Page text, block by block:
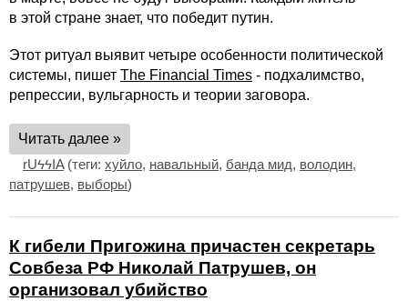
в этой стране знает, что победит путин.
Этот ритуал выявит четыре особенности политической
системы, пишет The Financial Times - подхалимство,
репрессии, вульгарность и теории заговора.
Читать далее »
rUϟϟIA(теги: хуйло, навальный, банда мид, володин,
патрушев, выборы)
К гибели Пригожина причастен секретарь
Совбеза РФ Николай Патрушев, он
организовал убийство